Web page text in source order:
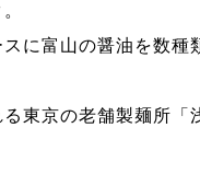
に富山の醤油を数種
東京の老舗製麺所「